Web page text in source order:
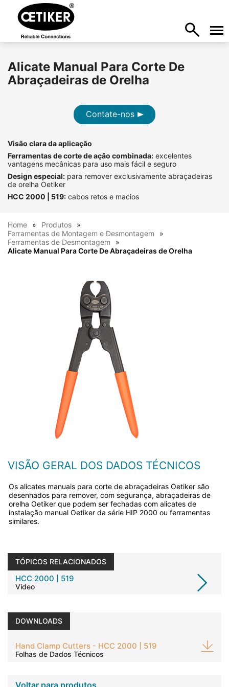
Alicate Manual Para Corte De
Abraçadeiras de Orelha
Contate-nos
Visão clara da aplicação
Ferramentas de corte de ação combinada: excelentes
vantagens mecânicas para uso mais fácil e seguro
Design especial: para remover exclusivamente abraçadeiras
de orelha Oetiker
HCC 2000 | 519: cabos retos e macios
Home
Produtos
Ferramentas de Montagem e Desmontagem
Ferramentas de Desmontagem
Alicate Manual Para Corte De Abraçadeiras de Orelha
VISÃO GERAL DOS DADOS TÉCNICOS
Os alicates manuais para corte de abraçadeiras Oetiker são
desenhados para remover, com segurança, abraçadeiras de
orelha Oetiker que podem ser fechadas com alicates de
instalação manual Oetiker da série HIP 2000 ou ferramentas
similares.
TÓPICOS RELACIONADOS
HCC 2000 | 519
Vídeo
DOWNLOADS
Hand Clamp Cutters - HCC 2000 | 519
Folhas de Dados Técnicos
Voltar para produtos